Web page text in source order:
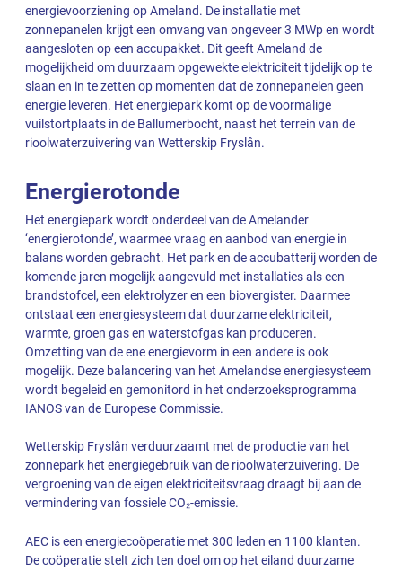
energievoorziening op Ameland. De installatie met
zonnepanelen krijgt een omvang van ongeveer 3 MWp en wordt
aangesloten op een accupakket. Dit geeft Ameland de
mogelijkheid om duurzaam opgewekte elektriciteit tijdelijk op te
slaan en in te zetten op momenten dat de zonnepanelen geen
energie leveren. Het energiepark komt op de voormalige
vuilstortplaats in de Ballumerbocht, naast het terrein van de
rioolwaterzuivering van Wetterskip Fryslân.
Energierotonde
Het energiepark wordt onderdeel van de Amelander
‘energierotonde’, waarmee vraag en aanbod van energie in
balans worden gebracht. Het park en de accubatterij worden de
komende jaren mogelijk aangevuld met installaties als een
brandstofcel, een elektrolyzer en een biovergister. Daarmee
ontstaat een energiesysteem dat duurzame elektriciteit,
warmte, groen gas en waterstofgas kan produceren.
Omzetting van de ene energievorm in een andere is ook
mogelijk. Deze balancering van het Amelandse energiesysteem
wordt begeleid en gemonitord in het onderzoeksprogramma
IANOS van de Europese Commissie.
Wetterskip Fryslân verduurzaamt met de productie van het
zonnepark het energiegebruik van de rioolwaterzuivering. De
vergroening van de eigen elektriciteitsvraag draagt bij aan de
vermindering van fossiele CO₂-emissie.
AEC is een energiecoöperatie met 300 leden en 1100 klanten.
De coöperatie stelt zich ten doel om op het eiland duurzame